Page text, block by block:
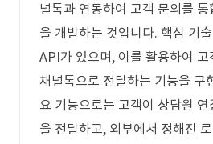
널톡과 연동하여 고객 문의를
을 개발하는 것입니다. 핵심 기
API가 있으며, 이를 활용하여
채널톡으로 전달하는 기능을 구
요 기능으로는 고객이 상담원
을 전달하고, 외부에서 정해진